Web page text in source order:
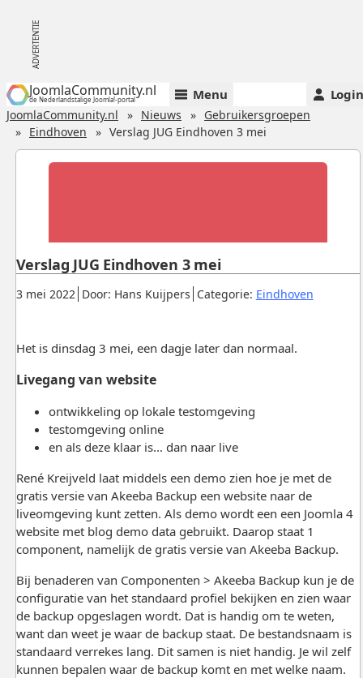
JoomlaCommunity.nl
de Nederlandstalige Joomla!-portal Menu Login
JoomlaCommunity.nl Nieuws
Gebruikersgroepen
Eindhoven
Verslag JUG Eindhoven 3 mei
Gepubliceerd:
3 mei 2022. Door: Hans Kuijpers. Categorie: Eindhoven.
Verslag JUG Eindhoven 3 mei
Het is dinsdag 3 mei, een dagje later dan normaal.
Livegang van website
ontwikkeling op lokale testomgeving
testomgeving online
en als deze klaar is... dan naar live
René Kreijveld laat middels een demo zien hoe je met de
gratis versie van Akeeba Backup een website naar de
liveomgeving kunt zetten. Als demo wordt een een Joomla 4
website met blog demo data gebruikt. Daarop staat 1
component, namelijk de gratis versie van Akeeba Backup.
Bij benaderen van Componenten > Akeeba Backup kun je de
configuratie van het standaard profiel bekijken en zien waar
de backup opgeslagen wordt. Dat is handig om te weten,
want dan weet je waar de backup staat. De bestandsnaam is
standaard verrekes lang. Dit samen is niet handig. Je wil zelf
kunnen bepalen waar de backup komt en met welke naam.